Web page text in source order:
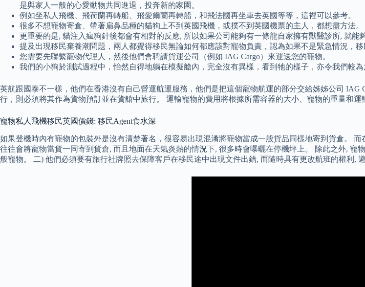
是與家人一般的心愛動物共同進退，投奔新的家園。
例如坐私人飛機、飛荷蘭再轉船、飛愛爾蘭再轉船，和飛法國再坐車去英國等等，這裡可以參考。
很多不想寵物寄倉、帶著扁鼻品種的貓狗上不到英國飛機，或撲不到英國機票的主人，都想盡方法。
更重要的是, 貓注入瘋狗針後都會有相對的反應, 所以如果公司能夠有一條龍自家擁有獸醫診所, 就
提及出現移民棄養潮問題，兩人都覺得移民無論如何都應該對寵物負責，認為如果不是緊急情況，
您需要先聯繫寵物代理人，然後他們會聘請貨運公司（例如 IAG Cargo）來運送您的寵物。
我們的小狗於測試過程中，怡然自得地躺在模擬艙內，完全沒有異樣，看到牠的樣子，亦令我們較為
英航跟國泰不一樣，他們在香港沒有自己營運航運服務，他們是把這個寵物航運的部分交給姊姊公司
行，則必須將其作為貨物預訂並在貨艙中旅行。 運輸寵物的費用將根據所需容器的大小、寵物的重量和運
寵物私人飛機移民英國價錢: 移民Agent食水深
如果登機時內有寵物的包裝外是沒有清楚著名，很容易出現混淆將寵物當成一般貨品同樣地寄到貨倉。
往往會將寵物當貨一同寄到貨倉, 而且地面在天氣炎熱的情況下, 很多時會曝曬在停機坪上。 除此之外,
般寵物。 二) 他們必須要有旅行社牌照去保障客戶在移民途中出現文件出錯, 而隨時具有更改航班的權利,